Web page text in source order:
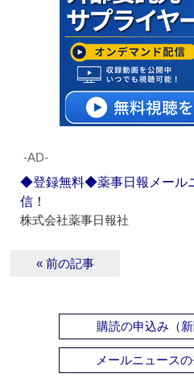
‐AD‐
◆登録無料◆薬事日報メール
信！
株式会社薬事日報社
« 前の記事
購読の申込み（新
メールニュースの